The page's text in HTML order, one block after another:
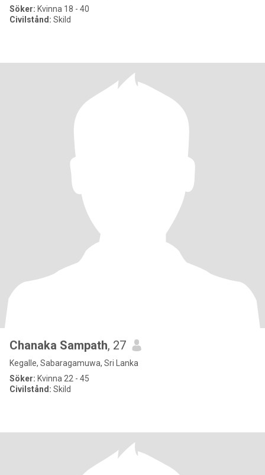
Söker: Kvinna 18 - 40
Civilstånd: Skild
Chanaka Sampath, 27
Kegalle, Sabaragamuwa, Sri Lanka
Söker: Kvinna 22 - 45
Civilstånd: Skild